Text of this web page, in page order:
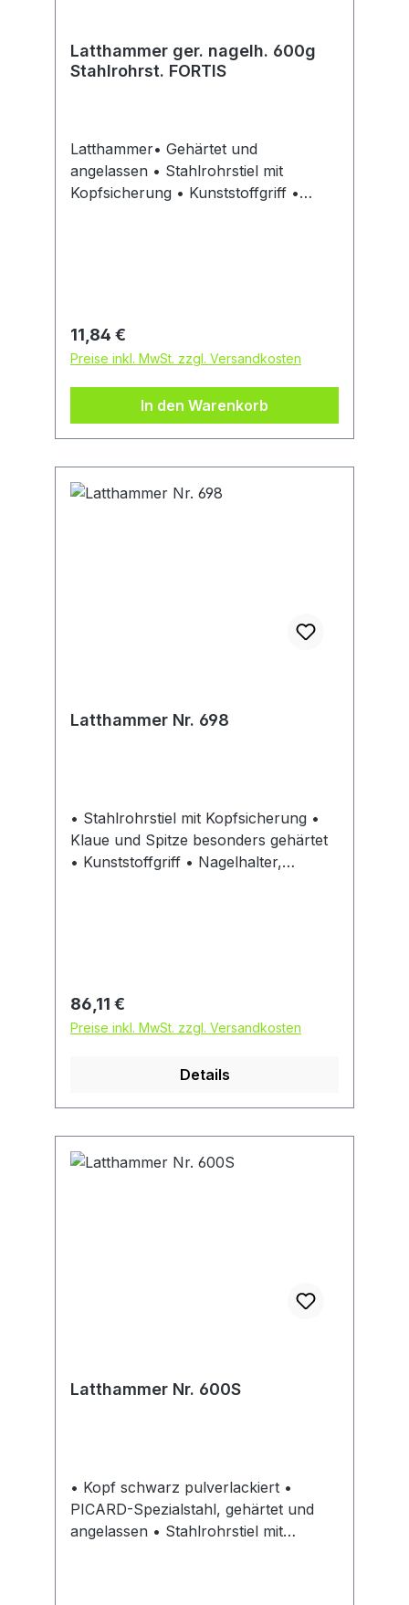
Latthammer ger. nagelh. 600g
Stahlrohrst. FORTIS
Latthammer• Gehärtet und
angelassen • Stahlrohrstiel mit
Kopfsicherung • Kunststoffgriff •
Regulärer Preis:
11,84 €
Preise inkl. MwSt. zzgl. Versandkosten
In den Warenkorb
Latthammer Nr. 698
• Stahlrohrstiel mit Kopfsicherung •
Klaue und Spitze besonders gehärtet
• Kunststoffgriff • Nagelhalter,
Regulärer Preis:
86,11 €
Preise inkl. MwSt. zzgl. Versandkosten
Details
Latthammer Nr. 600S
• Kopf schwarz pulverlackiert •
PICARD-Spezialstahl, gehärtet und
angelassen • Stahlrohrstiel mit